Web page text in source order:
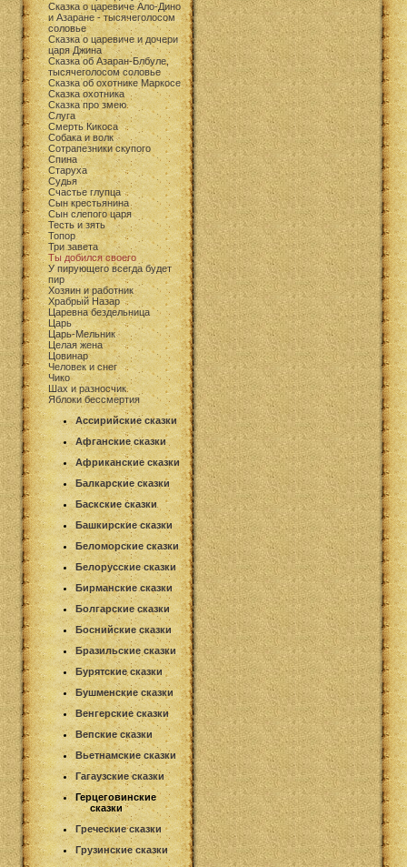
Сказка о царевиче Ало-Дино
и Азаране - тысячеголосом
соловье
Сказка о царевиче и дочери
царя Джина
Сказка об Азаран-Блбуле,
тысячеголосом соловье
Сказка об охотнике Маркосе
Сказка охотника
Сказка про змею
Слуга
Смерть Кикоса
Собака и волк
Сотрапезники скупого
Спина
Старуха
Судья
Счастье глупца
Сын крестьянина
Сын слепого царя
Тесть и зять
Топор
Три завета
Ты добился своего
У пирующего всегда будет
пир
Хозяин и работник
Храбрый Назар
Царевна бездельница
Царь
Царь-Мельник
Целая жена
Цовинар
Человек и снег
Чико
Шах и разносчик
Яблоки бессмертия
Ассирийские сказки
Афганские сказки
Африканские сказки
Балкарские сказки
Баскские сказки
Башкирские сказки
Беломорские сказки
Белорусские сказки
Бирманские сказки
Болгарские сказки
Боснийские сказки
Бразильские сказки
Бурятские сказки
Бушменские сказки
Венгерские сказки
Вепские сказки
Вьетнамские сказки
Гагаузские сказки
Герцеговинские
сказки
Греческие сказки
Грузинские сказки